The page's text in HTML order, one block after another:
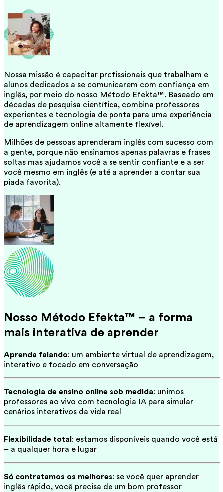
Nossa missão é capacitar profissionais que trabalham e
alunos dedicados a se comunicarem com confiança em
inglês, por meio do nosso Método Efekta™. Baseado em
décadas de pesquisa científica, combina professores
experientes e tecnologia de ponta para uma experiência
de aprendizagem online altamente flexível.
Milhões de pessoas aprenderam inglês com sucesso com
a gente, porque não ensinamos apenas palavras e frases
soltas mas ajudamos você a se sentir confiante e a ser
você mesmo em inglês (e até a aprender a contar sua
piada favorita).
Nosso Método Efekta™ – a forma
mais interativa de aprender
Aprenda falando: um ambiente virtual de aprendizagem,
interativo e focado em conversação
Tecnologia de ensino online sob medida: unimos
professores ao vivo com tecnologia IA para simular
cenários interativos da vida real
Flexibilidade total: estamos disponíveis quando você está
– a qualquer hora e lugar
Só contratamos os melhores: se você quer aprender
inglês rápido, você precisa de um bom professor